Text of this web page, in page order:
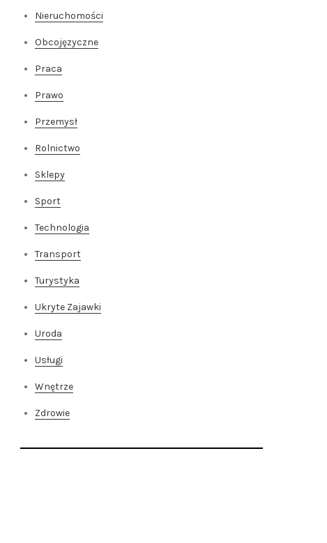
Nieruchomości
Obcojęzyczne
Praca
Prawo
Przemysł
Rolnictwo
Sklepy
Sport
Technologia
Transport
Turystyka
Ukryte Zajawki
Uroda
Usługi
Wnętrze
Zdrowie